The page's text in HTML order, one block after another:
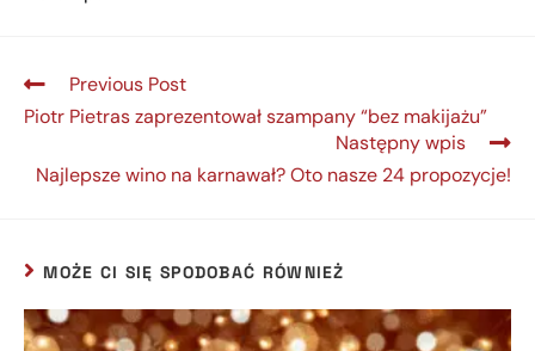
Previous Post
Piotr Pietras zaprezentował szampany “bez makijażu”
Następny wpis
Najlepsze wino na karnawał? Oto nasze 24 propozycje!
MOŻE CI SIĘ SPODOBAĆ RÓWNIEŻ